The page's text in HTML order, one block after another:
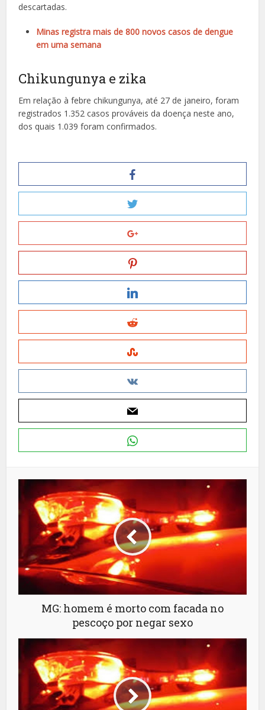
descartadas.
Minas registra mais de 800 novos casos de dengue
em uma semana
Chikungunya e zika
Em relação à febre chikungunya, até 27 de janeiro, foram
registrados 1.352 casos prováveis da doença neste ano,
dos quais 1.039 foram confirmados.
MG: homem é morto com facada no
pescoço por negar sexo